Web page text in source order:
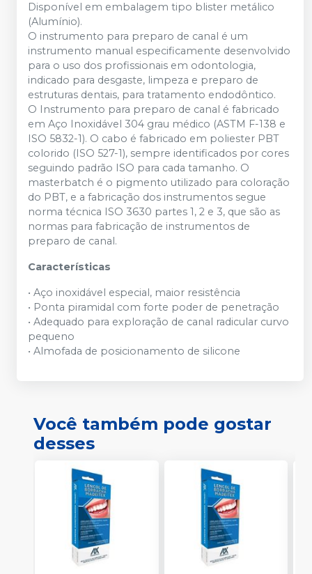
Disponível em embalagem tipo blister metálico
(Alumínio).
O instrumento para preparo de canal é um
instrumento manual especificamente desenvolvido
para o uso dos profissionais em odontologia,
indicado para desgaste, limpeza e preparo de
estruturas dentais, para tratamento endodôntico.
O Instrumento para preparo de canal é fabricado
em Aço Inoxidável 304 grau médico (ASTM F-138 e
ISO 5832-1). O cabo é fabricado em poliester PBT
colorido (ISO 527-1), sempre identificados por cores
seguindo padrão ISO para cada tamanho. O
masterbatch é o pigmento utilizado para coloração
do PBT, e a fabricação dos instrumentos segue
norma técnica ISO 3630 partes 1, 2 e 3, que são as
normas para fabricação de instrumentos de
preparo de canal.
Características
• Aço inoxidável especial, maior resistência
• Ponta piramidal com forte poder de penetração
• Adequado para exploração de canal radicular curvo
pequeno
• Almofada de posicionamento de silicone
Você também pode gostar
desses